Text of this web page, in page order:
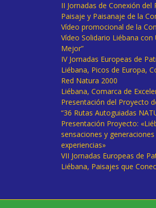
II Jornadas de Conexión
Paisaje y Paisanaje de la
Vídeo promocional de la
Vídeo Solidario Liébana con
Mejor”
IV Jornadas Europeas de
Liébana, Picos de Europa,
Red Natura 2000
Liébana, Comarca de
Presentación del Proyecto
“36 Rutas Autoguiadas
Presentación Proyecto:
sensaciones y
experiencias»
VII Jornadas Europeas de
Liébana, Paisajes que